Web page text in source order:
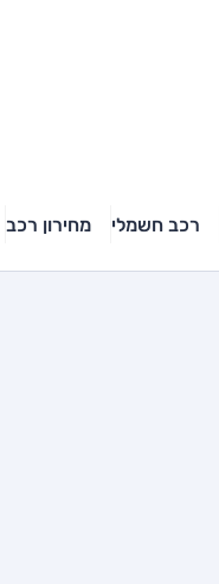
רכב חשמלי מחירון רכב